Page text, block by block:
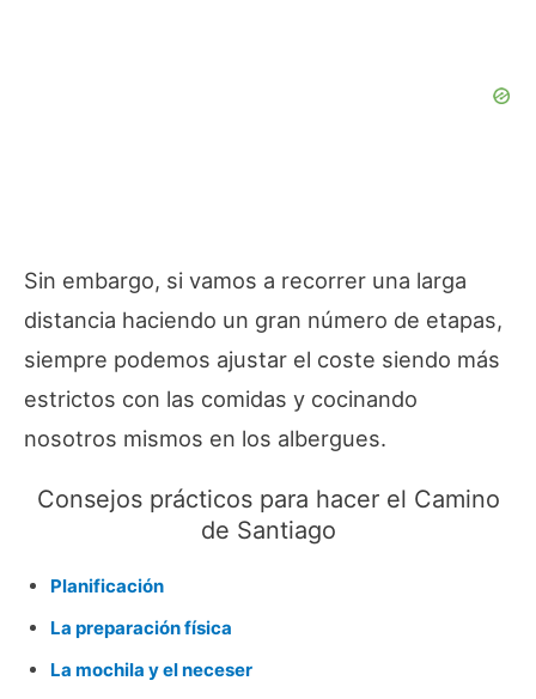
Sin embargo, si vamos a recorrer una larga
distancia haciendo un gran número de etapas,
siempre podemos ajustar el coste siendo más
estrictos con las comidas y cocinando
nosotros mismos en los albergues.
Consejos prácticos para hacer el Camino
de Santiago
Planificación
La preparación física
La mochila y el neceser